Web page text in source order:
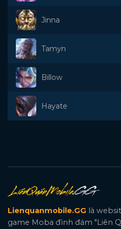
Jinna
Tamyn
Billow
Hayate
Lienquanmobile.GG là
game Moba đình đám "Liên